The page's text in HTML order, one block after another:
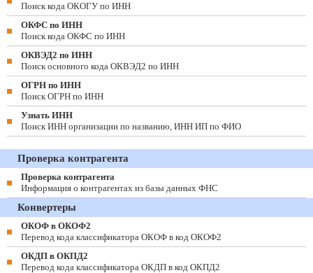
Поиск кода ОКОГУ по ИНН
ОКФС по ИНН
Поиск кода ОКФС по ИНН
ОКВЭД2 по ИНН
Поиск основного кода ОКВЭД2 по ИНН
ОГРН по ИНН
Поиск ОГРН по ИНН
Узнать ИНН
Поиск ИНН организации по названию, ИНН ИП по ФИО
Проверка контрагента
Проверка контрагента
Информация о контрагентах из базы данных ФНС
Конвертеры
ОКОФ в ОКОФ2
Перевод кода классификатора ОКОФ в код ОКОФ2
ОКДП в ОКПД2
Перевод кода классификатора ОКДП в код ОКПД2